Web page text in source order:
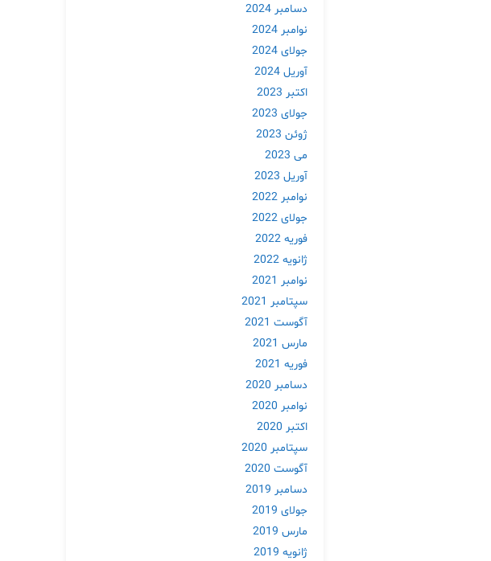
دسامبر 2024
نوامبر 2024
جولای 2024
آوریل 2024
اکتبر 2023
جولای 2023
ژوئن 2023
می 2023
آوریل 2023
نوامبر 2022
جولای 2022
فوریه 2022
ژانویه 2022
نوامبر 2021
سپتامبر 2021
آگوست 2021
مارس 2021
فوریه 2021
دسامبر 2020
نوامبر 2020
اکتبر 2020
سپتامبر 2020
آگوست 2020
دسامبر 2019
جولای 2019
مارس 2019
ژانویه 2019